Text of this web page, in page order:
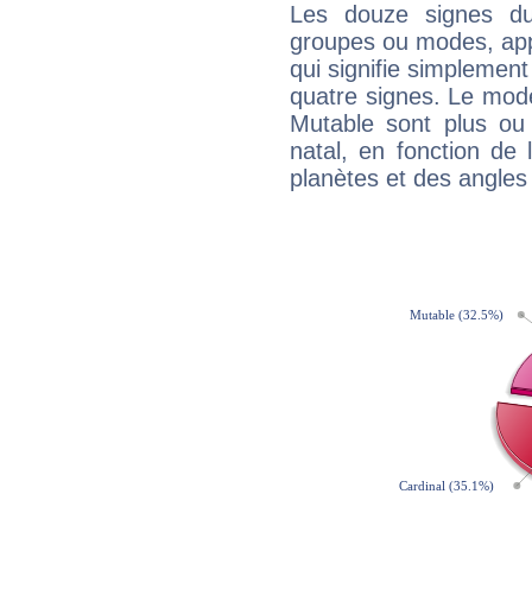
Les douze signes
groupes ou modes,
qui signifie
quatre signes. Le
Mutable sont plus
natal, en fonction de
planètes et des